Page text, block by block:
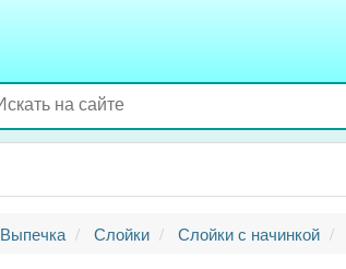
Выпечка Слойки Слойки с начинкой